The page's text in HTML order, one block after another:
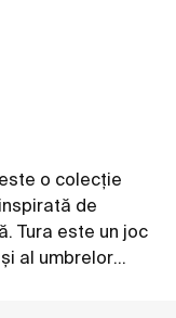
o colecție
de
Tura este un joc
al umbrelor